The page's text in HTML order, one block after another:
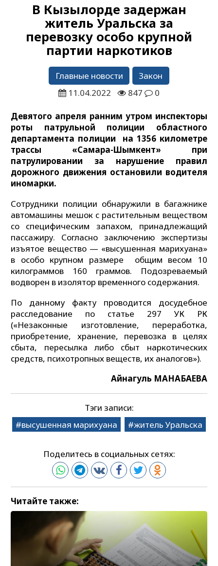
В Кызылорде задержан
житель Уральска за
перевозку особо крупной
партии наркотиков
Главные новости
Закон
11.04.2022
847 0
Девятого апреля ранним утром инспекторы
роты патрульной полиции областного
департамента полиции на 1356 километре
трассы «Самара-Шымкент» при
патрулировании за нарушение правил
дорожного движения остановили водителя
иномарки.
Сотрудники полиции обнаружили в багажнике
автомашины мешок с растительным веществом
со специфическим запахом, принадлежащий
пассажиру. Согласно заключению экспертизы
изъятое вещество — «высушенная марихуана»
в особо крупном размере общим весом 10
килограммов 160 граммов. Подозреваемый
водворен в изолятор временного содержания.
По данному факту проводится досудебное
расследование по статье 297 УК РК
(«Незаконные изготовление, переработка,
приобретение, хранение, перевозка в целях
сбыта, пересылка либо сбыт наркотических
средств, психотропных веществ, их аналогов»).
Айнагуль МАНАБАЕВА
Тэги записи:
высушенная марихуана
житель Уральска
Поделитесь в социальных сетях:
Читайте также: